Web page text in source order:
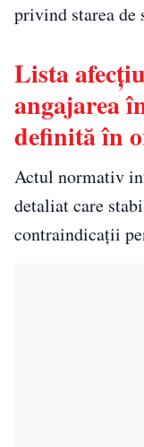
privind starea de
Lista
angajarea
definită în
Actul normativ
detaliat care
contraindicații